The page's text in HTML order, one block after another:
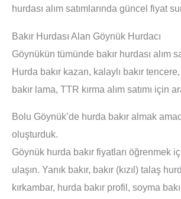
hurdası alım satımlarında güncel fiyat
Bakır Hurdası Alan Göynük Hurdacı
Göynükün tümünde bakır hurdası alım
Hurda bakır kazan, kalaylı bakır
bakır lama, TTR kırma alım satımı için
Bolu Göynük’de hurda bakır almak
oluşturduk.
Göynük hurda bakır fiyatları öğrenmek
ulaşın. Yanık bakır, bakır (kızıl) talaş
kırkambar, hurda bakır profil, soyma